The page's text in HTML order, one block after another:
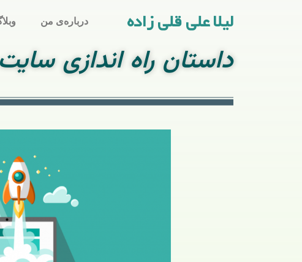
لیلا علی قلی زاده درباره‌ی من
داستان راه اندازی سایت